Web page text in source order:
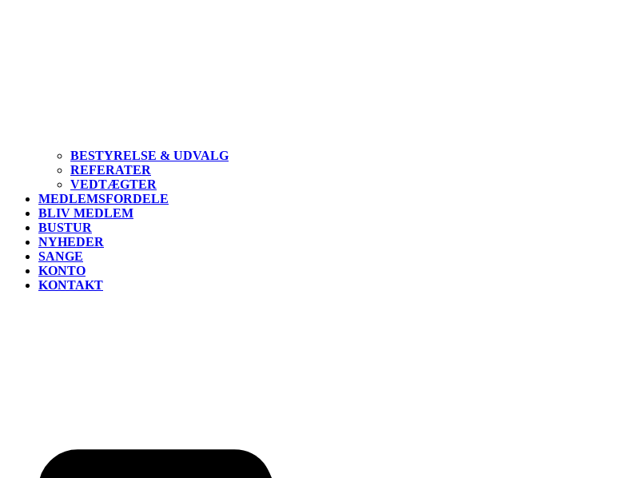
BESTYRELSE & UDVALG
REFERATER
VEDTÆGTER
MEDLEMSFORDELE
BLIV MEDLEM
BUSTUR
NYHEDER
SANGE
KONTO
KONTAKT